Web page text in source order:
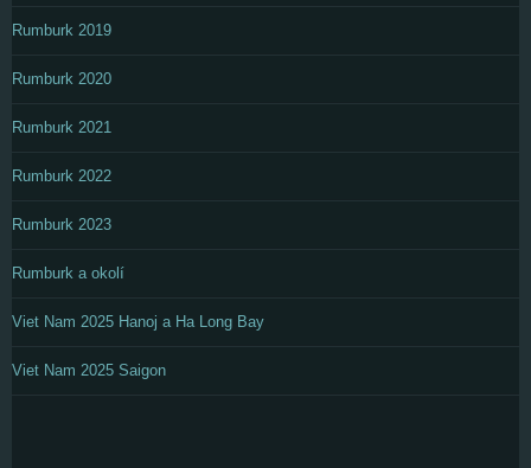
Rumburk 2019
Rumburk 2020
Rumburk 2021
Rumburk 2022
Rumburk 2023
Rumburk a okolí
Viet Nam 2025 Hanoj a Ha Long Bay
Viet Nam 2025 Saigon